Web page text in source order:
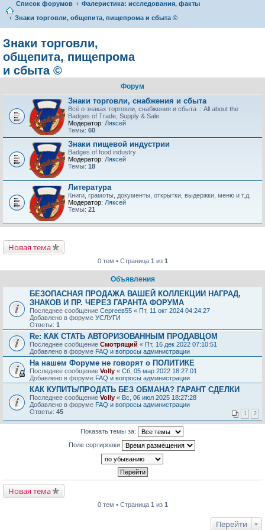
Список форумов
Фалеристика: исследования, факты
Знаки торговли, общепита, пищепрома и сбыта ©
Знаки торговли,
общепита, пищепрома
и сбыта ©
Форум
Знаки торговли, снабжения и сбыта
Всё о знаках торговли, снабжения и сбыта :: All about the
Badges of Trade, Supply & Sale
Модератор: Ляксей
Темы: 60
Знаки пищевой индустрии
Badges of food industry
Модератор: Ляксей
Темы: 18
Литература
Книги, грамоты, документы, открытки, выдержки, меню и т.д.
Модератор: Ляксей
Темы: 21
Новая тема
0 тем • Страница 1 из 1
Объявления
БЕЗОПАСНАЯ ПРОДАЖА ВАШЕЙ КОЛЛЕКЦИИ НАГРАД,
ЗНАКОВ И ПР. ЧЕРЕЗ ГАРАНТА ФОРУМА
Последнее сообщение Сергеев55 « Пт, 11 окт 2024 04:24:27
Добавлено в форуме УСЛУГИ
Ответы: 1
Re: КАК СТАТЬ АВТОРИЗОВАННЫМ ПРОДАВЦОМ
Последнее сообщение Смотрящий « Пт, 16 дек 2022 07:10:51
Добавлено в форуме FAQ и вопросы администрации
На нашем Форуме не говорят о ПОЛИТИКЕ
Последнее сообщение Volly « Сб, 05 мар 2022 18:27:01
Добавлено в форуме FAQ и вопросы администрации
КАК КУПИТЬ/ПРОДАТЬ БЕЗ ОБМАНА? ГАРАНТ СДЕЛКИ
Последнее сообщение Volly « Вс, 06 июл 2025 18:27:28
Добавлено в форуме FAQ и вопросы администрации
Ответы: 45 1 2
Показать темы за:
Поле сортировки
Новая тема
0 тем • Страница 1 из 1
Перейти